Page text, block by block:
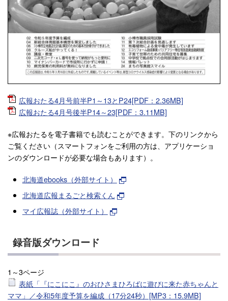
広報おたる4月号前半P1～13とP24[PDF：2.36MB]
広報おたる4月号後半P14～23[PDF：3.11MB]
※広報おたるを電子書籍でも読むことができます。下のリンクから
ご覧ください（スマートフォンをご利用の方は、アプリケーショ
ンのダウンロードが必要な場合もあります）。
北海道ebooks（外部サイト）
北海道広報まるごと検索くん
マイ広報誌（外部サイト）
録音版ダウンロード
1～3ページ
表紙「『にこにこ』のおひさまひろばに遊びに来た赤ちゃんと
ママ」／令和5年度予算を編成（17分24秒）[MP3：15.9MB]